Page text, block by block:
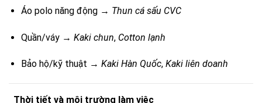
Áo polo năng động → Thun cá sấu CVC
Quần/váy → Kaki chun, Cotton lạnh
Bảo hộ/kỹ thuật → Kaki Hàn Quốc, Kaki liên doanh
Thời tiết và môi trường làm việc